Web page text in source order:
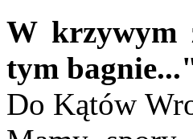
W krzywym
tym
Do Kątów